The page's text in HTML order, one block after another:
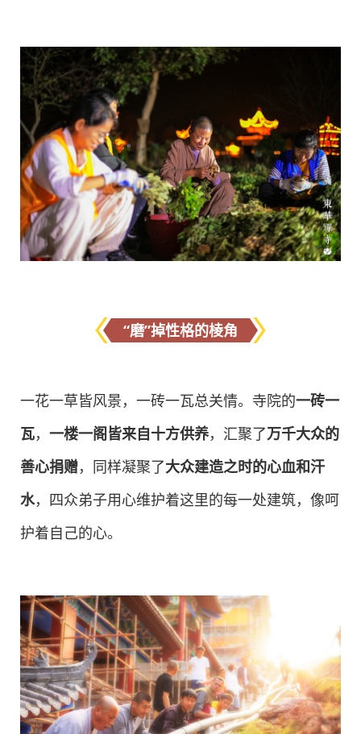
“磨”掉性格的棱角
一花一草皆风景，一砖一瓦总关情。寺院的一砖一
瓦， 一楼一阁皆来自十方供养，汇聚了万千大众的
善心捐赠，同样凝聚了大众建造之时的心血和汗
水，四众弟子用心维护着这里的每一处建筑，像呵
护着自己的心。